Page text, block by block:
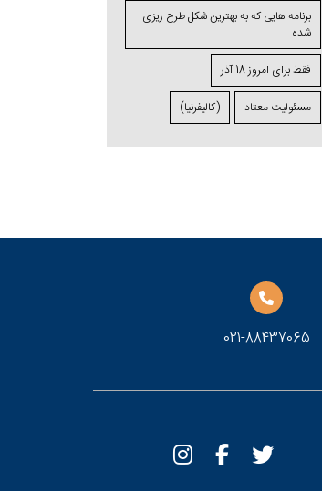
برنامه ⁯هایی که به بهترین شکل طرح ⁯ریزی
⁯شده
فقط برای امروز 18 آذر
مسئولیت معتاد (کالیفرنیا)
021-88437065